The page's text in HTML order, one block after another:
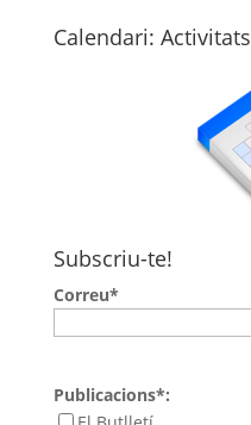
Calendari: Activitats
Subscriu-te!
Correu*
Publicacions*: